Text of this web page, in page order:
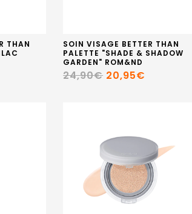
THAN
SOIN VISAGE BETTER THAN
PALETTE "SHADE & SHADOW
GARDEN" ROM&ND
24,90€ 20,95€